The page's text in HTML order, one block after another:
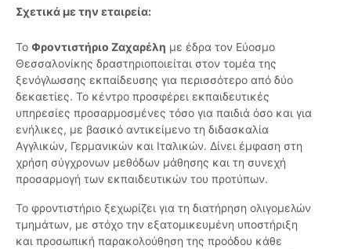
Σχετικά με την εταιρεία:
Το Φροντιστήριο Ζαχαρέλη με έδρα τον Εύοσμο
Θεσσαλονίκης δραστηριοποιείται στον τομέα της
ξενόγλωσσης εκπαίδευσης για περισσότερο από δύο
δεκαετίες. Το κέντρο προσφέρει εκπαιδευτικές
υπηρεσίες προσαρμοσμένες τόσο για παιδιά όσο και για
ενήλικες, με βασικό αντικείμενο τη διδασκαλία
Αγγλικών, Γερμανικών και Ιταλικών. Δίνει έμφαση στη
χρήση σύγχρονων μεθόδων μάθησης και τη συνεχή
προσαρμογή των εκπαιδευτικών του προτύπων.
Το φροντιστήριο ξεχωρίζει για τη διατήρηση ολιγομελών
τμημάτων, με στόχο την εξατομικευμένη υποστήριξη
και προσωπική παρακολούθηση της προόδου κάθε